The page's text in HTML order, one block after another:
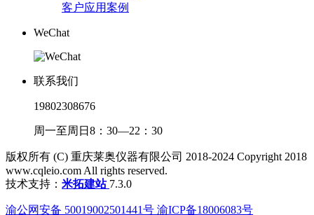
客户应用案例
WeChat
联系我们
19802308676
周一至周日8：30—22：30
版权所有 (C) 重庆莱奥仪器有限公司 2018-2024 Copyright 2018
www.cqleio.com All rights reserved.
技术支持： 米拓建站 7.3.0
渝公网安备 50019002501441号 渝ICP备18006083号